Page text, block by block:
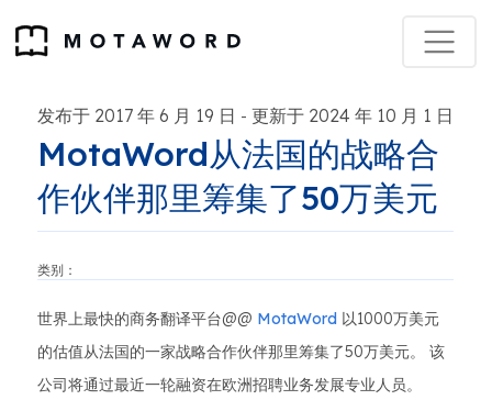
发布于 2017 年 6 月 19 日 - 更新于 2024 年 10 月 1 日
MotaWord从法国的战略合
作伙伴那里筹集了50万美元
类别：
世界上最快的商务翻译平台@@ MotaWord 以1000万美元
的估值从法国的一家战略合作伙伴那里筹集了50万美元。 该
公司将通过最近一轮融资在欧洲招聘业务发展专业人员。